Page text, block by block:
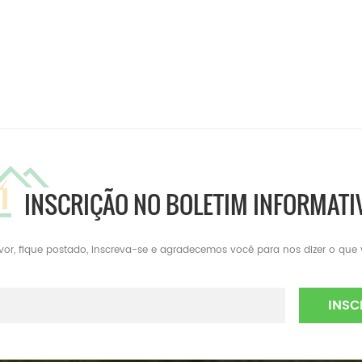
INSCRIÇÃO NO BOLETIM
fique postado, inscreva-se e agradecemos você para nos dizer o que